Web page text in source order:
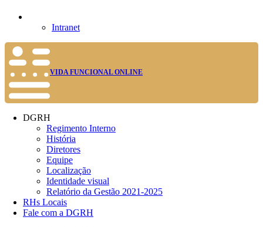
Intranet
VIDA FUNCIONAL ONLINE
DGRH
Regimento Interno
História
Diretores
Equipe
Localização
Identidade visual
Relatório da Gestão 2021-2025
RHs Locais
Fale com a DGRH